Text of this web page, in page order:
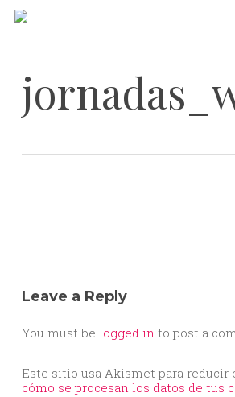
Skip
Leave a Reply
You must be logged in to post a
Este sitio usa Akismet para reducir
cómo se procesan los datos de tus